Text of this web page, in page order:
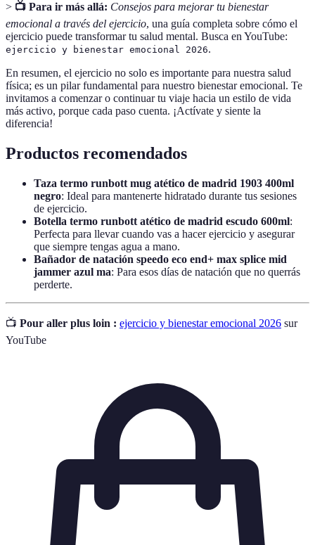
> 📺 Para ir más allá: Consejos para mejorar tu bienestar
emocional a través del ejercicio, una guía completa sobre cómo el
ejercicio puede transformar tu salud mental. Busca en YouTube:
ejercicio y bienestar emocional 2026.
En resumen, el ejercicio no solo es importante para nuestra salud
física; es un pilar fundamental para nuestro bienestar emocional. Te
invitamos a comenzar o continuar tu viaje hacia un estilo de vida
más activo, porque cada paso cuenta. ¡Actívate y siente la
diferencia!
Productos recomendados
Taza termo runbott mug atético de madrid 1903 400ml
negro: Ideal para mantenerte hidratado durante tus sesiones
de ejercicio.
Botella termo runbott atético de madrid escudo 600ml:
Perfecta para llevar cuando vas a hacer ejercicio y asegurar
que siempre tengas agua a mano.
Bañador de natación speedo eco end+ max splice mid
jammer azul ma: Para esos días de natación que no querrás
perderte.
📺 Pour aller plus loin : ejercicio y bienestar emocional 2026 sur
YouTube